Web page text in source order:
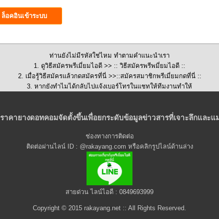
ท่านยังไม่มีรหัสใช่ไหม ทำตามคำแนะนำเรา
1. ดูวิธีสมัครพรีเมี่ยมไอดี >> :: วิธีสมัครพรีพมี่ยมไอดี ::
2. เมื่อรู้วิธีสมัครแล้วกดสมัครที่นี่ >>::สมัครสมาชิกพรีเมี่ยมกดที่นี่ ::
3. หากยังทำไมได้กลับไปแจ้งเบอร์โทรในแชทให้ทีมงานทำให้
ราคายางดอทคอมจัดตั้งขึ้นเพื่อยกระดับข้อมูลข่าวสารที่เจาะลึกและ
ช่องทางการติดต่อ
ติดต่อผ่านไลน์ ID : @rakayang.com หรือคลิกรูปไลน์ด้านล่าง
สายด่วน ไลน์ไอดี : 0849693999
Copyright © 2015 rakayang.net :: All Rights Reserved.